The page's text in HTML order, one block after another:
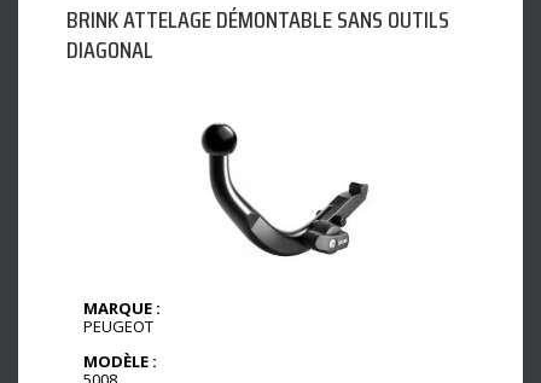
BRINK ATTELAGE DÉMONTABLE SANS OUTILS
DIAGONAL
MARQUE :
PEUGEOT
MODÈLE :